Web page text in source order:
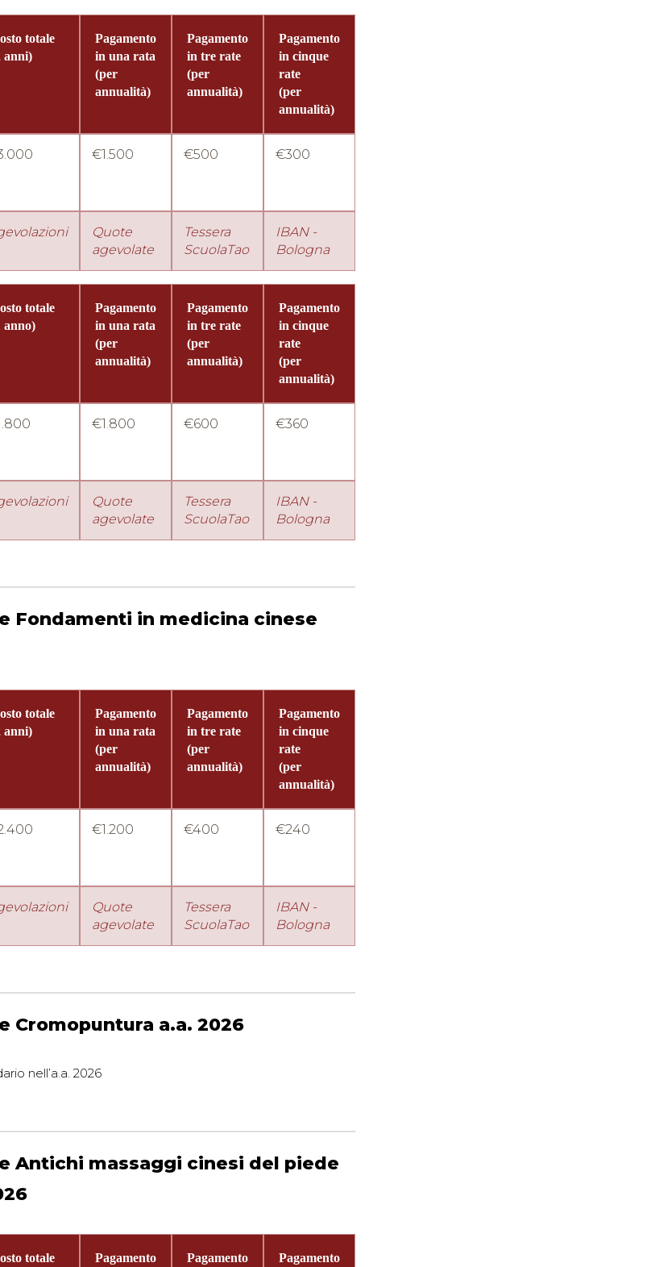
totale
anni)
Pagamento
in una rata
(per
annualità)
Pagamento
in tre rate
(per
annualità)
Pagamento
in cinque
rate
(per
annualità)
€1.500 €500 €300
Quote
agevolate
Tessera
ScuolaTao
IBAN -
Bologna
totale
anno)
Pagamento
in una rata
(per
annualità)
Pagamento
in tre rate
(per
annualità)
Pagamento
in cinque
rate
(per
annualità)
€1.800 €600 €360
Quote
agevolate
Tessera
ScuolaTao
IBAN -
Bologna
Fondamenti in medicina cinese
totale
anni)
Pagamento
in una rata
(per
annualità)
Pagamento
in tre rate
(per
annualità)
Pagamento
in cinque
rate
(per
annualità)
€1.200 €400 €240
Quote
agevolate
Tessera
ScuolaTao
IBAN -
Bologna
Cromopuntura a.a. 2026
nell’a.a. 2026
Antichi massaggi cinesi del piede
totale Pagamento Pagamento Pagamento